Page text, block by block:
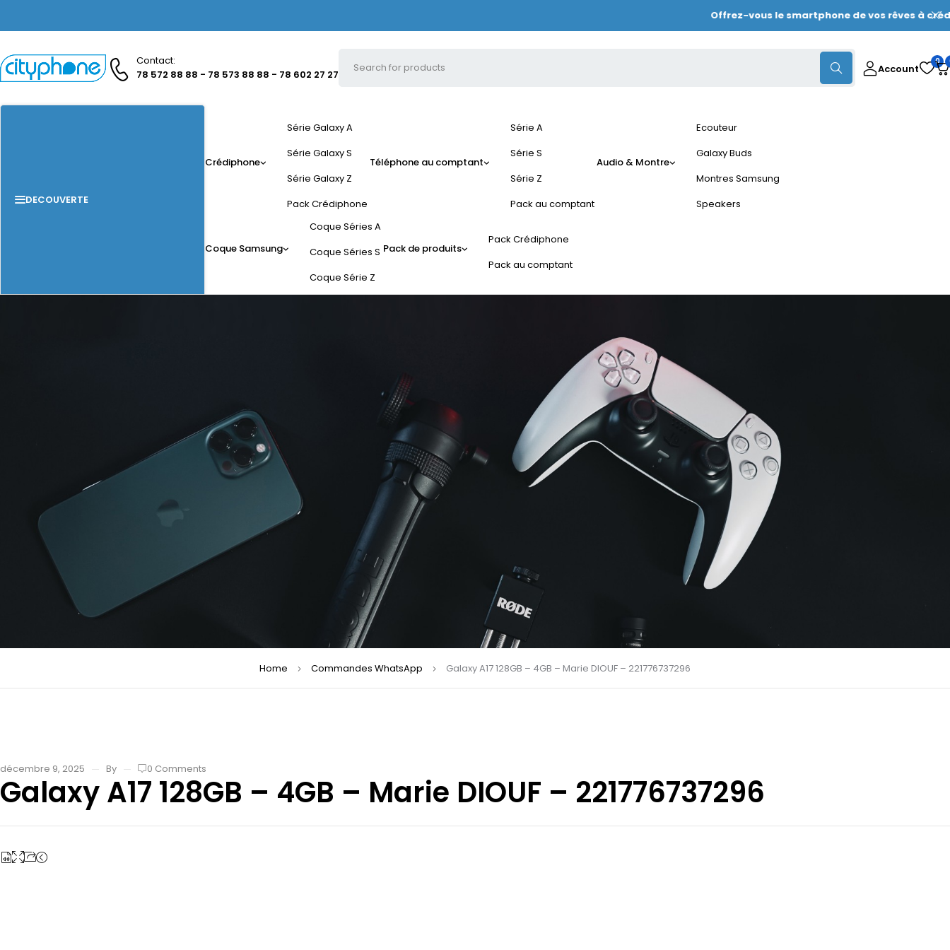
Offrez-vous le smartphone de vos rêves à crédit
Contact:
78 572 88 88 - 78 573 88 88 - 78 602 27 27
Account
0
DECOUVERTE
Crédiphone
Série Galaxy A
Série Galaxy S
Série Galaxy Z
Pack Crédiphone
Téléphone au comptant
Série A
Série S
Série Z
Pack au comptant
Audio & Montre
Ecouteur
Galaxy Buds
Montres Samsung
Speakers
Coque Samsung
Coque Séries A
Coque Séries S
Coque Série Z
Pack de produits
Pack Crédiphone
Pack au comptant
Home Commandes WhatsApp Galaxy A17 128GB – 4GB – Marie DIOUF – 221776737296
décembre 9, 2025 By 0 Comments
Galaxy A17 128GB – 4GB – Marie DIOUF – 221776737296